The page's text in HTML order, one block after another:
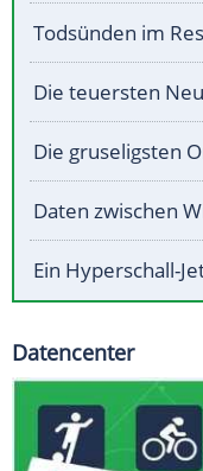
Todsünden im
Die teuersten
Die gruseligsten
Daten zwischen
Ein Hyperschall-
Datencenter